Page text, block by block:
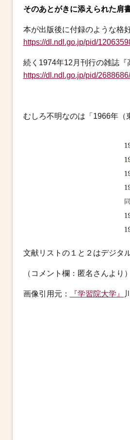
そのあとがきに添えられた肩
本が出版後に付録のような格
https://dl.ndl.go.jp/pid/
続く1974年12月刊行の雑誌『
https://dl.ndl.go.jp/pid/
むしろ不明なのは「1966年（
文献リストの１と２はデジタ
（コメント欄：匿名さんより）
画像引用元： 『学習院大学』